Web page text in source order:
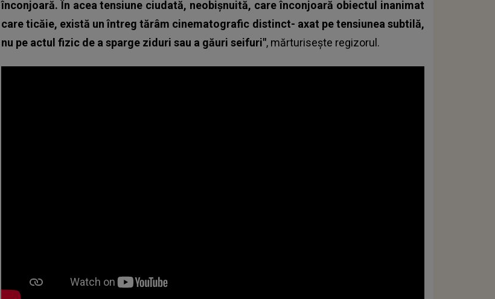
înconjoară. În acea tensiune ciudată, neobişnuită, care înconjoară obiectul inanimat
care ticăie, există un întreg tărâm cinematografic distinct- axat pe tensiunea subtilă,
nu pe actul fizic de a sparge ziduri sau a găuri seifuri", mărturiseşte regizorul.